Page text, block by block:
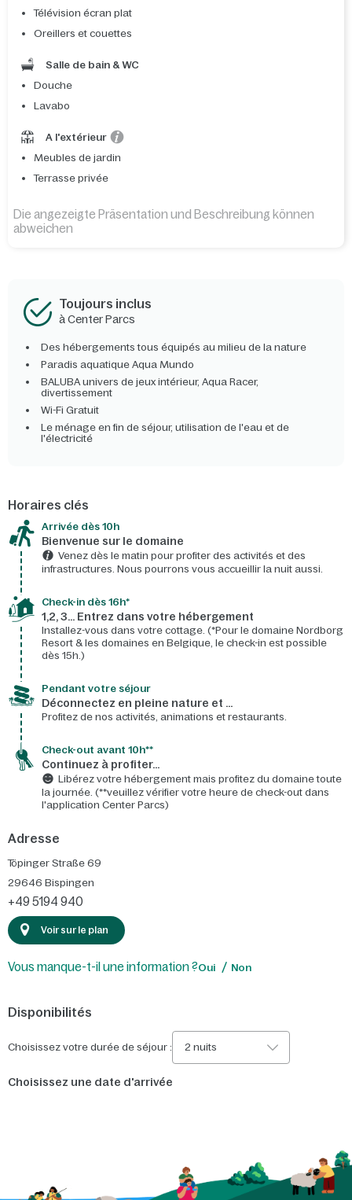
Télévision écran plat
Oreillers et couettes
Salle de bain & WC
Douche
Lavabo
A l'extérieur
Meubles de jardin
Terrasse privée
Die angezeigte Präsentation und Beschreibung können
abweichen
Toujours inclus
à Center Parcs
Des hébergements tous équipés au milieu de la nature
Paradis aquatique Aqua Mundo
BALUBA univers de jeux intérieur, Aqua Racer,
divertissement
Wi-Fi Gratuit
Le ménage en fin de séjour, utilisation de l'eau et de
l'électricité
Horaires clés
Arrivée dès 10h​
Bienvenue sur le domaine​
Venez dès le matin pour profiter des activités et des
infrastructures. Nous pourrons vous accueillir la nuit aussi.
Check-in dès 16h*​
1,2, 3… Entrez dans votre hébergement
Installez-vous dans votre cottage. (*Pour le domaine Nordborg
Resort & les domaines en Belgique, le check-in est possible
dès 15h.)
Pendant votre séjour
Déconnectez en pleine nature et …
Profitez de nos activités, animations et restaurants.
Check-out avant 10h**
Continuez à profiter…
Libérez votre hébergement mais profitez du domaine toute
la journée. (**veuillez vérifier votre heure de check-out dans
l'application Center Parcs)
Adresse
Töpinger Straße 69
29646 Bispingen
+49 5194 940
Voir sur le plan
Vous manque-t-il une information ?Oui Non
Disponibilités
Choisissez votre durée de séjour : 2 nuits
Choisissez une date d'arrivée